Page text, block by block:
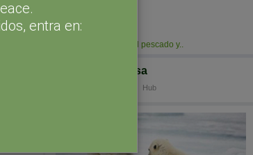
en
Agosto
Plásticos en el pescado y..
Centro de prensa
Hub
entra en: